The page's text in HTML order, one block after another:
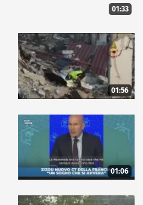
01:33
01:56
01:06